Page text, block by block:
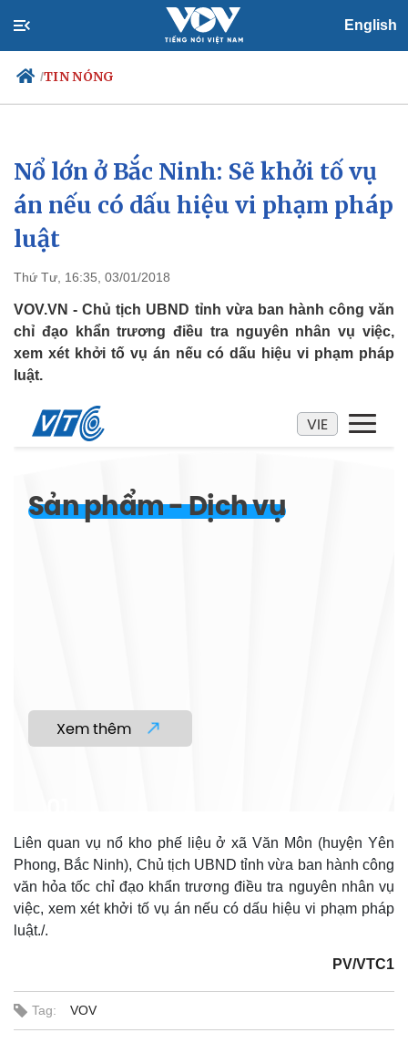
English
/TIN NÓNG
Chính trị
Đảng
Tổ chức nhân sự
Quốc hội
Nhận diện sự thật
Xã hội
Tin 24h
Dự báo thời tiết
Nổ lớn ở Bắc Ninh: Sẽ khởi tố vụ
án nếu có dấu hiệu vi phạm pháp
luật
Thứ Tư, 16:35, 03/01/2018
VOV.VN - Chủ tịch UBND tỉnh vừa ban hành công văn
chỉ đạo khẩn trương điều tra nguyên nhân vụ việc,
xem xét khởi tố vụ án nếu có dấu hiệu vi phạm pháp
luật.
Liên quan vụ nổ kho phế liệu ở xã Văn Môn (huyện Yên
Phong, Bắc Ninh), Chủ tịch UBND tỉnh vừa ban hành công
văn hỏa tốc chỉ đạo khẩn trương điều tra nguyên nhân vụ
việc, xem xét khởi tố vụ án nếu có dấu hiệu vi phạm pháp
luật./.
PV/VTC1
Tag: VOV